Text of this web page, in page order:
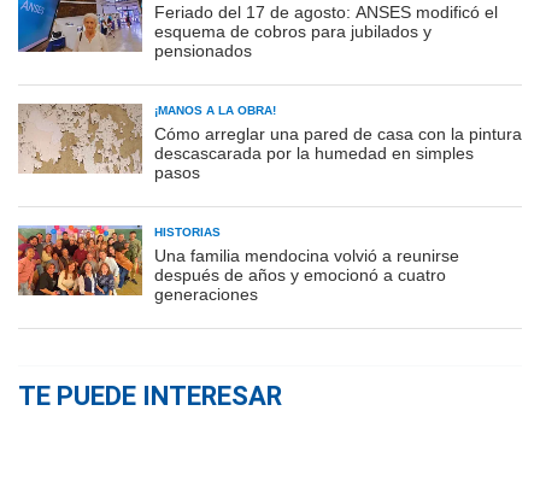
Feriado del 17 de agosto: ANSES modificó el
esquema de cobros para jubilados y
pensionados
¡MANOS A LA OBRA!
Cómo arreglar una pared de casa con la pintura
descascarada por la humedad en simples
pasos
HISTORIAS
Una familia mendocina volvió a reunirse
después de años y emocionó a cuatro
generaciones
TE PUEDE INTERESAR